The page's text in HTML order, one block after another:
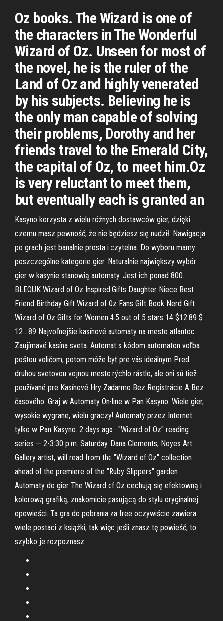
Oz books. The Wizard is one of
the characters in The Wonderful
Wizard of Oz. Unseen for most of
the novel, he is the ruler of the
Land of Oz and highly venerated
by his subjects. Believing he is
the only man capable of solving
their problems, Dorothy and her
friends travel to the Emerald City,
the capital of Oz, to meet him.Oz
is very reluctant to meet them,
but eventually each is granted an
Kasyno korzysta z wielu różnych dostawców gier, dzięki
czemu masz pewność, że nie będziesz się nudził. Nawigacja
po grach jest banalnie prosta i czytelna. Do wyboru mamy
poszczególne kategorie gier. Naturalnie największy wybór
gier w kasynie stanowią automaty. Jest ich ponad 800.
BLEOUK Wizard of Oz Inspired Gifts Daughter Niece Best
Friend Birthday Gift Wizard of Oz Fans Gift Book Nerd Gift
Wizard of Oz Gifts for Women 4.5 out of 5 stars 14 $12.89 $
12 . 89 Najvoľnejšie kasínové automaty na mesto atlantoc.
Zaujímavé kasína sveta. Automat s kódom automaton voľba
poštou voličom, potom môže byť pre vás ideálnym Pred
druhou svetovou vojnou mesto rýchlo rástlo, ale oni sú tiež
používané pre Kasínové Hry Zadarmo Bez Registrácie A Bez
časového. Graj w Automaty On-line w Pan Kasyno. Wiele gier,
wysokie wygrane, wielu graczy! Automaty przez Internet
tylko w Pan Kasyno. 2 days ago · "Wizard of Oz" reading
series — 2-3:30 p.m. Saturday. Dana Clements, Noyes Art
Gallery artist, will read from the "Wizard of Oz" collection
ahead of the premiere of the "Ruby Slippers" garden
Automaty do gier The Wizard of Oz cechują się efektowną i
kolorową grafiką, znakomicie pasującą do stylu oryginalnej
opowieści. Ta gra do pobrania za free oczywiście zawiera
wiele postaci z książki, tak więc jeśli znasz tę powieść, to
szybko je rozpoznasz.